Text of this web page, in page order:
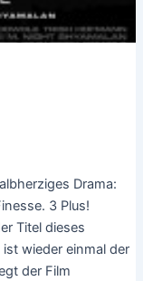
Drama:
3 Plus!
Titel dieses
wieder einmal der
der Film